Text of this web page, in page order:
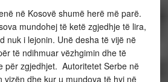
në Kosovë shumë herë më parë.
mundohej të ketë zgjedhje të lira,
nuk i lejonin. Unë desha të vijë në
të ndihmuar vëzhgimin dhe të
për zgjedhjet. Autoritetet Serbe në
vizën dhe kur u mundova të hyj në